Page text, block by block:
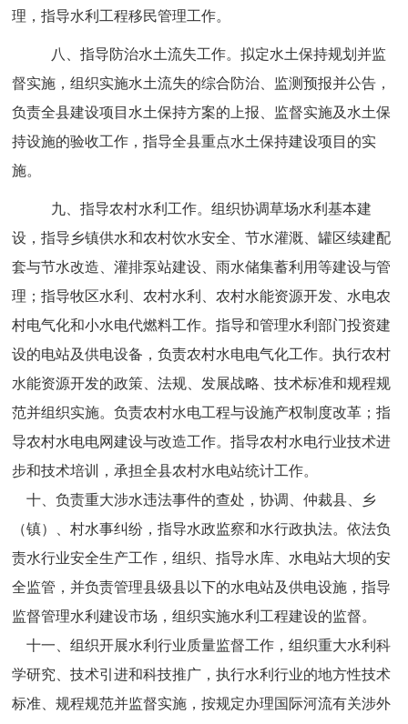
理，指导水利工程移民管理工作。
八、指导防治水土流失工作。拟定水土保持规划并监
督实施，组织实施水土流失的综合防治、监测预报并公告，
负责全县建设项目水土保持方案的上报、监督实施及水土保
持设施的验收工作，指导全县重点水土保持建设项目的实
施。
九、指导农村水利工作。组织协调草场水利基本建
设，指导乡镇供水和农村饮水安全、节水灌溉、罐区续建配
套与节水改造、灌排泵站建设、雨水储集蓄利用等建设与管
理；指导牧区水利、农村水利、农村水能资源开发、水电农
村电气化和小水电代燃料工作。指导和管理水利部门投资建
设的电站及供电设备，负责农村水电电气化工作。执行农村
水能资源开发的政策、法规、发展战略、技术标准和规程规
范并组织实施。负责农村水电工程与设施产权制度改革；指
导农村水电电网建设与改造工作。指导农村水电行业技术进
步和技术培训，承担全县农村水电站统计工作。
十、负责重大涉水违法事件的查处，协调、仲裁县、乡
（镇）、村水事纠纷，指导水政监察和水行政执法。依法负
责水行业安全生产工作，组织、指导水库、水电站大坝的安
全监管，并负责管理县级县以下的水电站及供电设施，指导
监督管理水利建设市场，组织实施水利工程建设的监督。
十一、组织开展水利行业质量监督工作，组织重大水利科
学研究、技术引进和科技推广，执行水利行业的地方性技术
标准、规程规范并监督实施，按规定办理国际河流有关涉外